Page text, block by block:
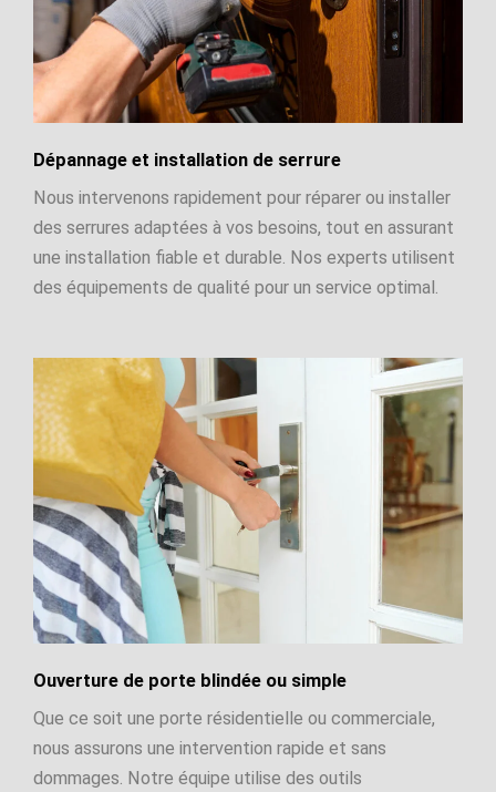
Dépannage et installation de serrure
Nous intervenons rapidement pour réparer ou installer
des serrures adaptées à vos besoins, tout en assurant
une installation fiable et durable. Nos experts utilisent
des équipements de qualité pour un service optimal.
Ouverture de porte blindée ou simple
Que ce soit une porte résidentielle ou commerciale,
nous assurons une intervention rapide et sans
dommages. Notre équipe utilise des outils